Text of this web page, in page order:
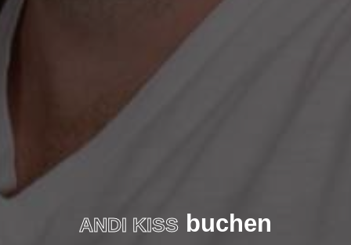
ANDI KISSbuchen